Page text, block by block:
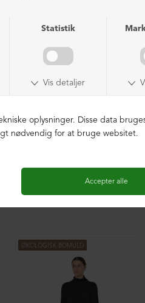
Lang cardigan med plisse
DKK 2.099,00
ØKOLOGISK BOMULD